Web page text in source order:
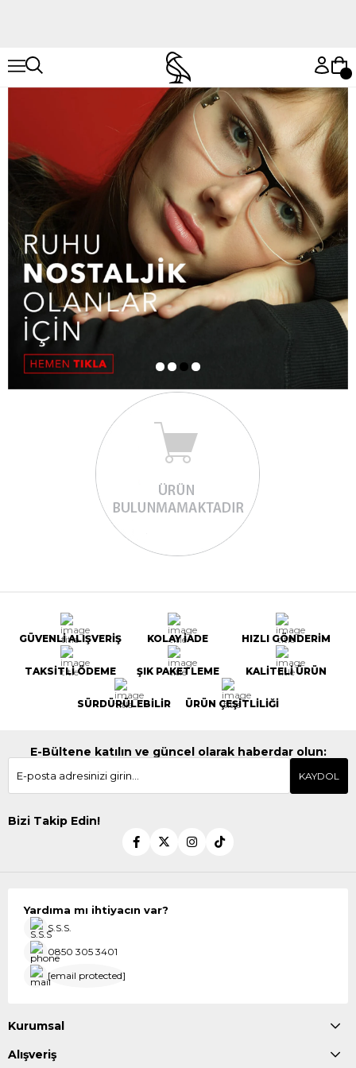
GÜVENLİ ALIŞVERİŞ KOLAY İADE HIZLI GÖNDERİM
TAKSİTLİ ÖDEME ŞIK PAKETLEME KALİTELİ ÜRÜN
SÜRDÜRÜLEBİLİR ÜRÜN ÇEŞİTLİLİĞİ
E-Bültene katılın ve güncel olarak haberdar olun:
KAYDOL
Bizi Takip Edin!
Yardıma mı ihtiyacın var?
S.S.S.
0850 305 3401
[email protected]
Kurumsal
Alışveriş